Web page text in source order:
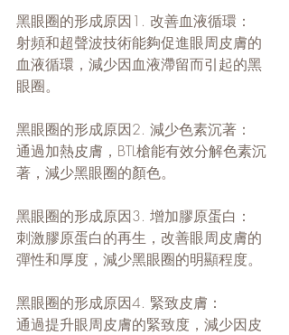
黑眼圈的形成原因1. 改善血液循環：
射頻和超聲波技術能夠促進眼周皮膚的
血液循環，減少因血液滯留而引起的黑
眼圈。
黑眼圈的形成原因2. 減少色素沉著：
通過加熱皮膚，BTL槍能有效分解色素沉
著，減少黑眼圈的顏色。
黑眼圈的形成原因3. 增加膠原蛋白：
刺激膠原蛋白的再生，改善眼周皮膚的
彈性和厚度，減少黑眼圈的明顯程度。
黑眼圈的形成原因4. 緊致皮膚：
通過提升眼周皮膚的緊致度，減少因皮